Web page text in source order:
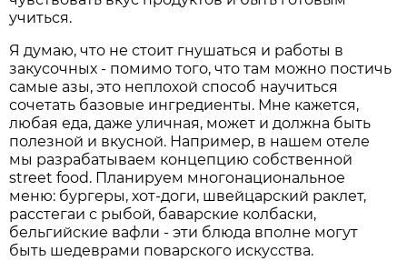
учиться.
Я думаю, что не стоит гнушаться и работы в
закусочных - помимо того, что там можно постичь
самые азы, это неплохой способ научиться
сочетать базовые ингредиенты. Мне кажется,
любая еда, даже уличная, может и должна быть
полезной и вкусной. Например, в нашем отеле
мы разрабатываем концепцию собственной
street food. Планируем многонациональное
меню: бургеры, хот-доги, швейцарский раклет,
расстегаи с рыбой, баварские колбаски,
бельгийские вафли - эти блюда вполне могут
быть шедеврами поварского искусства.